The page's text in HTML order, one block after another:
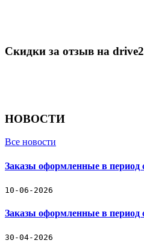
Скидки за отзыв на
НОВОСТИ
Все новости
Заказы оформленные в период
10-06-2026
Заказы оформленные в период
30-04-2026